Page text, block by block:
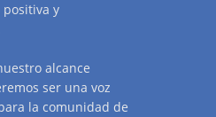
y
alcance
ser una voz
la comunidad de